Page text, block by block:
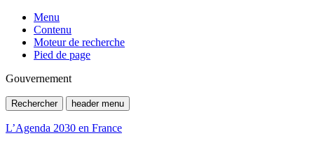
Menu
Contenu
Moteur de recherche
Pied de page
Gouvernement
Rechercher header menu
L’Agenda 2030 en France